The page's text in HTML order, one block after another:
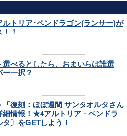
ルトリア･ペンドラゴン(ランサー)が
！
選べるとしたら、おまいらは誰選
ー一択？
「復刻：ほぼ週間 サンタオルタさん
細情報！★4アルトリア・ペンドラ
〕をGETしよう！